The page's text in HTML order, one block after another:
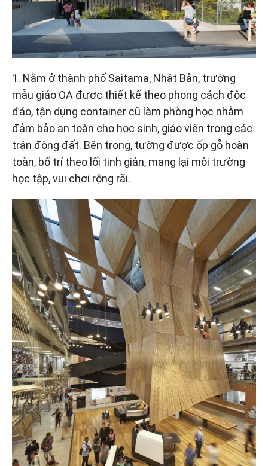
1. Nằm ở thành phố Saitama, Nhật Bản, trường
mẫu giáo OA được thiết kế theo phong cách độc
đáo, tận dụng container cũ làm phòng học nhằm
đảm bảo an toàn cho học sinh, giáo viên trong các
trận động đất. Bên trong, tường được ốp gỗ hoàn
toàn, bố trí theo lối tinh giản, mang lại môi trường
học tập, vui chơi rộng rãi.